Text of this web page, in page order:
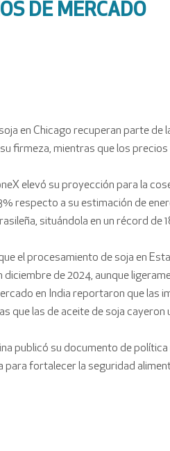
DE MERCADO
en Chicago recuperan parte de
firmeza, mientras que los
elevó su proyección para la
respecto a su estimación de
situándola en un récord de
el procesamiento de soja en
de 2024, aunque
en India reportaron que las
que las de aceite de soja
publicó su documento de
para fortalecer la seguridad